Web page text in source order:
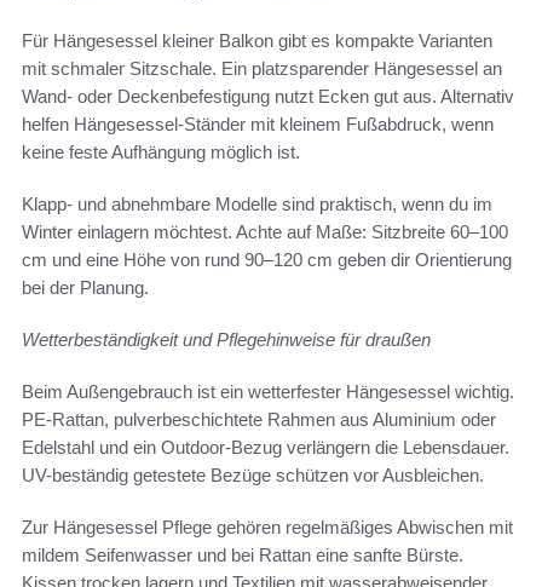
Für Hängesessel kleiner Balkon gibt es kompakte Varianten
mit schmaler Sitzschale. Ein platzsparender Hängesessel an
Wand- oder Deckenbefestigung nutzt Ecken gut aus. Alternativ
helfen Hängesessel-Ständer mit kleinem Fußabdruck, wenn
keine feste Aufhängung möglich ist.
Klapp- und abnehmbare Modelle sind praktisch, wenn du im
Winter einlagern möchtest. Achte auf Maße: Sitzbreite 60–100
cm und eine Höhe von rund 90–120 cm geben dir Orientierung
bei der Planung.
Wetterbeständigkeit und Pflegehinweise für draußen
Beim Außengebrauch ist ein wetterfester Hängesessel wichtig.
PE-Rattan, pulverbeschichtete Rahmen aus Aluminium oder
Edelstahl und ein Outdoor-Bezug verlängern die Lebensdauer.
UV-beständig getestete Bezüge schützen vor Ausbleichen.
Zur Hängesessel Pflege gehören regelmäßiges Abwischen mit
mildem Seifenwasser und bei Rattan eine sanfte Bürste.
Kissen trocken lagern und Textilien mit wasserabweisender